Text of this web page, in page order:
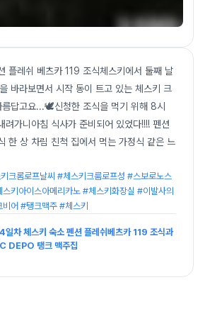
플레쉬 베츠카 119 조식체스키에서 둘째 날
바라보면서 시작 동이 트고 있는 체스키 크
름답고요...🕊️신청한 조식을 먹기 위해 8시
가니아침 식사가 준비되어 있었다!!!! 펜션
한 상 차림 친척 집에서 먹는 가정식 같은 느
크롬로프날씨 #체스키크룸로프성 #스보로노스
키아이스아메리카노 #체스키화장실 #이발사의
어 #탱크맥주 #체스키
일차 체스키 숙소 펜션 플레쉬베츠카 119 조식과
DEPO 탱크 맥주집